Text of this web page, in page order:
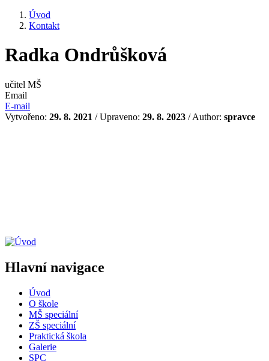
Drobečková
navigace
Úvod
Kontakt
Radka Ondrůšková
učitel MŠ
Email
E-mail
Vytvořeno: 29. 8. 2021 / Upraveno: 29. 8. 2023 / Author: spravce
Hlavní navigace
Úvod
O škole
MŠ speciální
ZŠ speciální
Praktická škola
Galerie
SPC